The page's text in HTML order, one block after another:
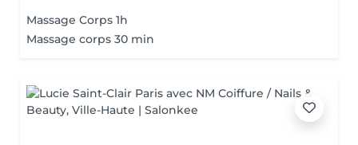
Massage Corps 1h
Massage corps 30 min